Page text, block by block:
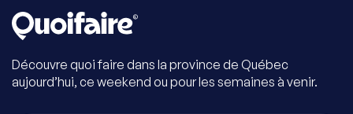
Découvre quoi faire dans la province de Québec
aujourd’hui, ce weekend ou pour les semaines à venir.